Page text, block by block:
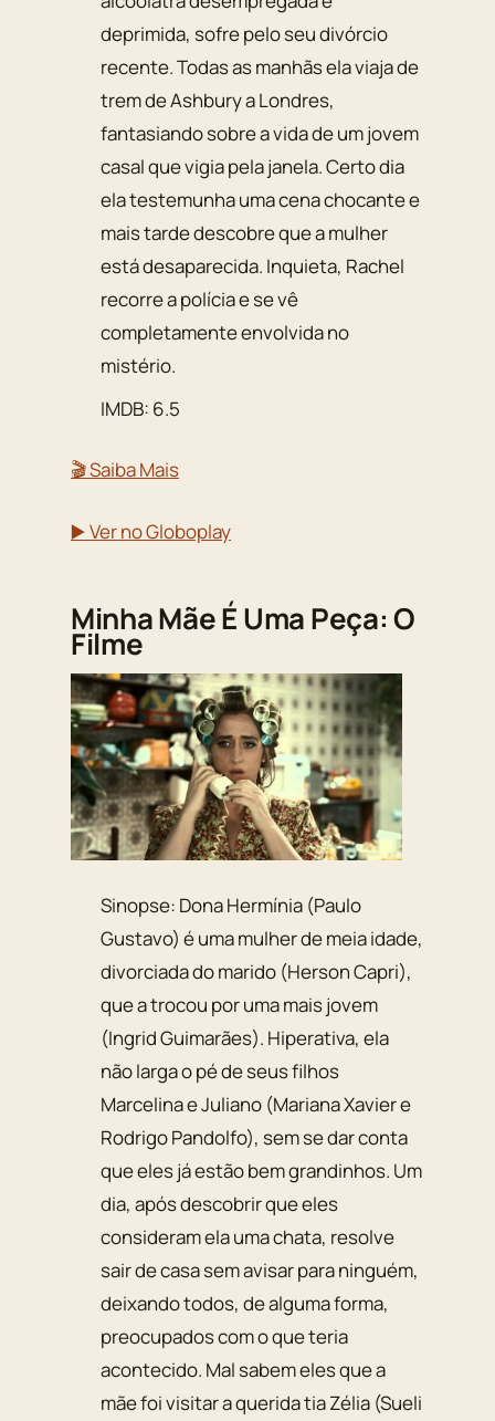
deprimida, sofre pelo seu divórcio
recente. Todas as manhãs ela viaja de
trem de Ashbury a Londres,
fantasiando sobre a vida de um jovem
casal que vigia pela janela. Certo dia
ela testemunha uma cena chocante e
mais tarde descobre que a mulher
está desaparecida. Inquieta, Rachel
recorre a polícia e se vê
completamente envolvida no
mistério.
IMDB: 6.5
🎬 Saiba Mais
▶️ Ver no Globoplay
Minha Mãe É Uma Peça: O
Filme
Sinopse: Dona Hermínia (Paulo
Gustavo) é uma mulher de meia idade,
divorciada do marido (Herson Capri),
que a trocou por uma mais jovem
(Ingrid Guimarães). Hiperativa, ela
não larga o pé de seus filhos
Marcelina e Juliano (Mariana Xavier e
Rodrigo Pandolfo), sem se dar conta
que eles já estão bem grandinhos. Um
dia, após descobrir que eles
consideram ela uma chata, resolve
sair de casa sem avisar para ninguém,
deixando todos, de alguma forma,
preocupados com o que teria
acontecido. Mal sabem eles que a
mãe foi visitar a querida tia Zélia (Sueli